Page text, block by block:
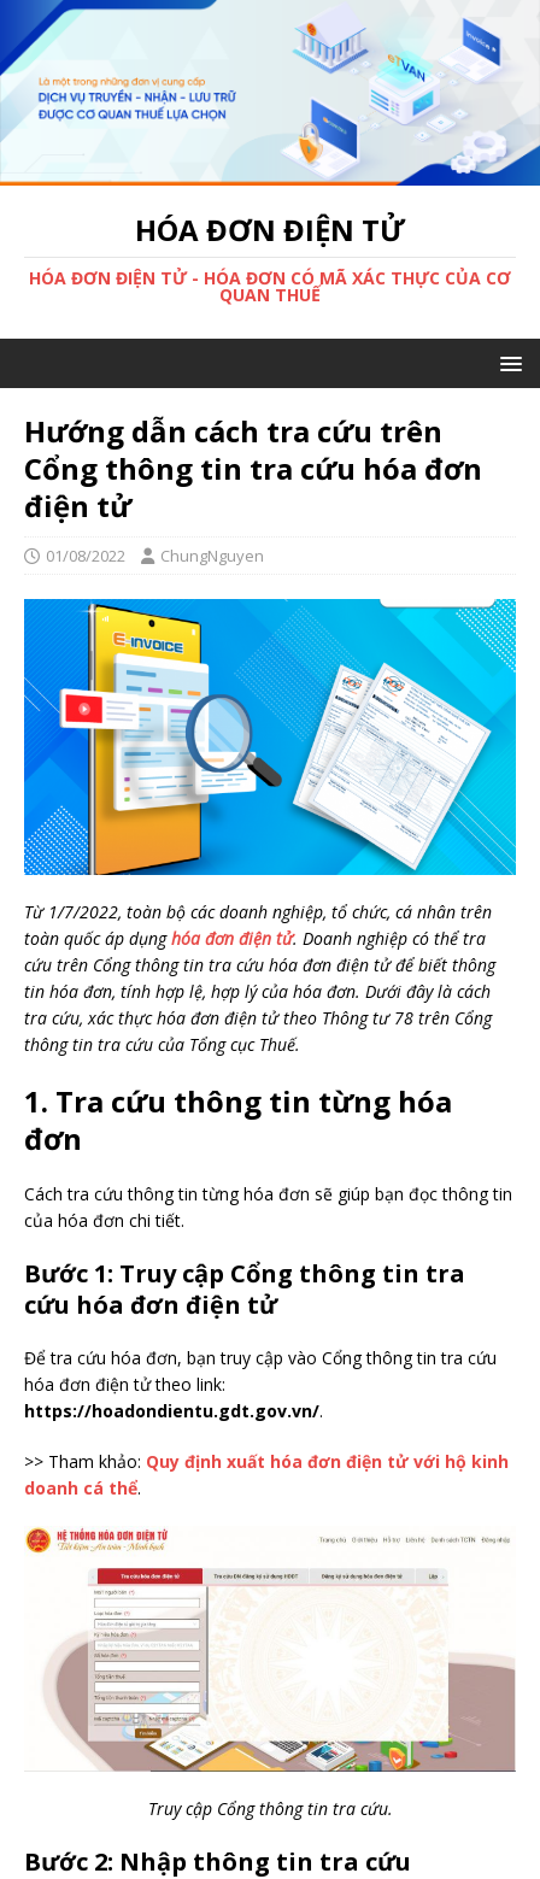
HÓA ĐƠN ĐIỆN TỬ
HÓA ĐƠN ĐIỆN TỬ - HÓA ĐƠN CÓ MÃ XÁC THỰC CỦA CƠ
QUAN THUẾ
Hướng dẫn cách tra cứu trên
Cổng thông tin tra cứu hóa đơn
điện tử
01/08/2022 ChungNguyen
Từ 1/7/2022, toàn bộ các doanh nghiệp, tổ chức, cá nhân trên
toàn quốc áp dụnghóa đơn điện tử. Doanh nghiệp có thể tra
cứu trên Cổng thông tin tra cứu hóa đơn điện tử để biết thông
tin hóa đơn, tính hợp lệ, hợp lý của hóa đơn. Dưới đây là cách
tra cứu, xác thực hóa đơn điện tử theo Thông tư 78 trên Cổng
thông tin tra cứu của Tổng cục Thuế.
1. Tra cứu thông tin từng hóa
đơn
Cách tra cứu thông tin từng hóa đơn sẽ giúp bạn đọc thông tin
của hóa đơn chi tiết.
Bước 1: Truy cập Cổng thông tin tra
cứu hóa đơn điện tử
Để tra cứu hóa đơn, bạn truy cập vào Cổng thông tin tra cứu
hóa đơn điện tử theo link:
https://hoadondientu.gdt.gov.vn/.
>> Tham khảo: Quy định xuất hóa đơn điện tử với hộ kinh
doanh cá thể.
Truy cập Cổng thông tin tra cứu.
Bước 2: Nhập thông tin tra cứu